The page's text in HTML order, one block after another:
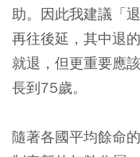
助。因此我建議「
再往後延，其中退
就退，但更重要應
長到75歲。
隨著各國平均餘命